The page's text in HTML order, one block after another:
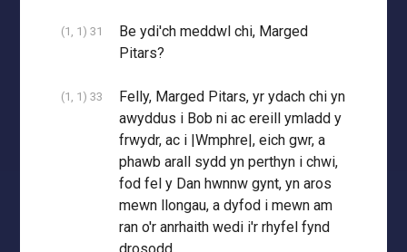
(1, 1) 31
Be ydi'ch meddwl chi, Marged
Pitars?
(1, 1) 33
Felly, Marged Pitars, yr ydach chi yn
awyddus i Bob ni ac ereill ymladd y
frwydr, ac i |Wmphre|, eich gwr, a
phawb arall sydd yn perthyn i chwi,
fod fel y Dan hwnnw gynt, yn aros
mewn llongau, a dyfod i mewn am
ran o'r anrhaith wedi i'r rhyfel fynd